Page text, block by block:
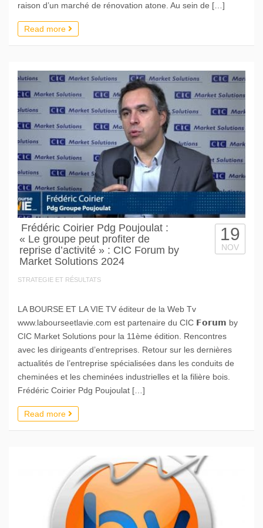
raison d’un marché de rénovation atone. Au sein de […]
Read more
Frédéric Coirier Pdg Poujoulat :
« Le groupe peut profiter de
reprise d’activité » : CIC Forum by
Market Solutions 2024
STRATEGIE ET RÉSULTATS
19
NOV
LA BOURSE ET LA VIE TV éditeur de la Web Tv
www.labourseetlavie.com est partenaire du CIC 𝗙𝗼𝗿𝘂𝗺 by
CIC Market Solutions pour la 11ème édition. Rencontres
avec les dirigeants d’entreprises. Retour sur les dernières
actualités de l’entreprise spécialisées dans les conduits de
cheminées et les cheminées industrielles et la filière bois.
Frédéric Coirier Pdg Poujoulat […]
Read more